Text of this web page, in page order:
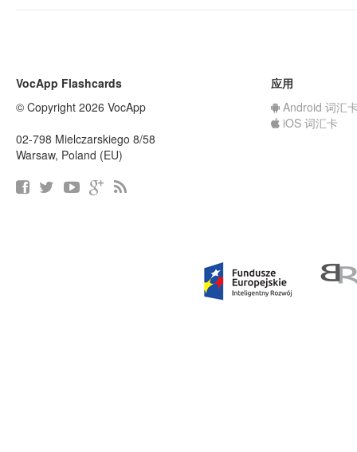
VocApp Flashcards
© Copyright 2026 VocApp
02-798 Mielczarskiego 8/58
Warsaw, Poland (EU)
应用
Android 词汇
iOS 词汇卡